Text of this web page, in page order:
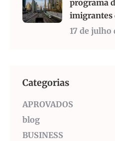
programa
imigrantes
17 de julho
Categorias
APROVADOS
blog
BUSINESS